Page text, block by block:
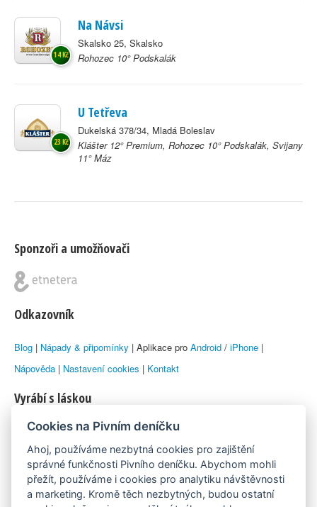
Na Návsi
Skalsko 25, Skalsko
Rohozec 10° Podskalák
14 Kč
U Tetřeva
Dukelská 378/34, Mladá Boleslav
Klášter 12° Premium, Rohozec 10° Podskalák, Svijany
11° Máz
23 Kč
Sponzoři a umožňovači
Odkazovník
Blog | Nápady & připomínky | Aplikace pro Android / iPhone |
Nápověda | Nastavení cookies | Kontakt
Vyrábí s láskou
© 2010–2026 byLukáš Zemanaka Emka
Máme rádi
Pivní.info
Cookies na Pivním deníčku
Ahoj, používáme nezbytná cookies pro zajištění
správné funkčnosti Pivního deníčku. Abychom mohli
přežít, používáme i cookies pro analytiku návštěvnosti
a marketing. Kromě těch nezbytných, budou ostatní